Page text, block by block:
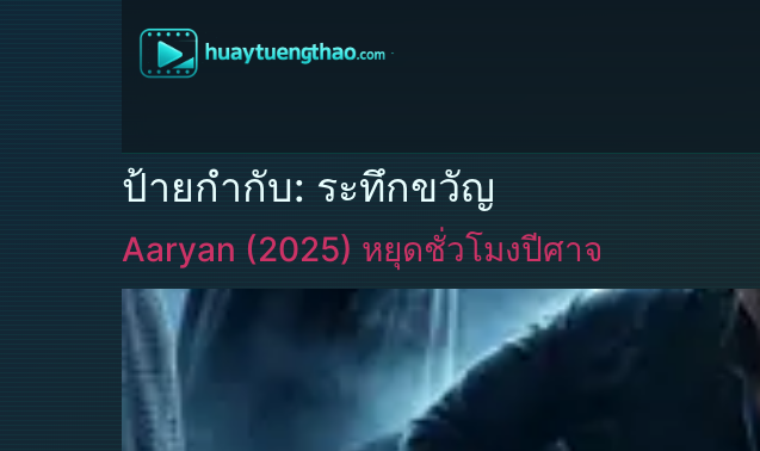
ป้ายกำกับ: ระทึกขวัญ
Aaryan (2025) หยุดชั่วโมงปีศาจ